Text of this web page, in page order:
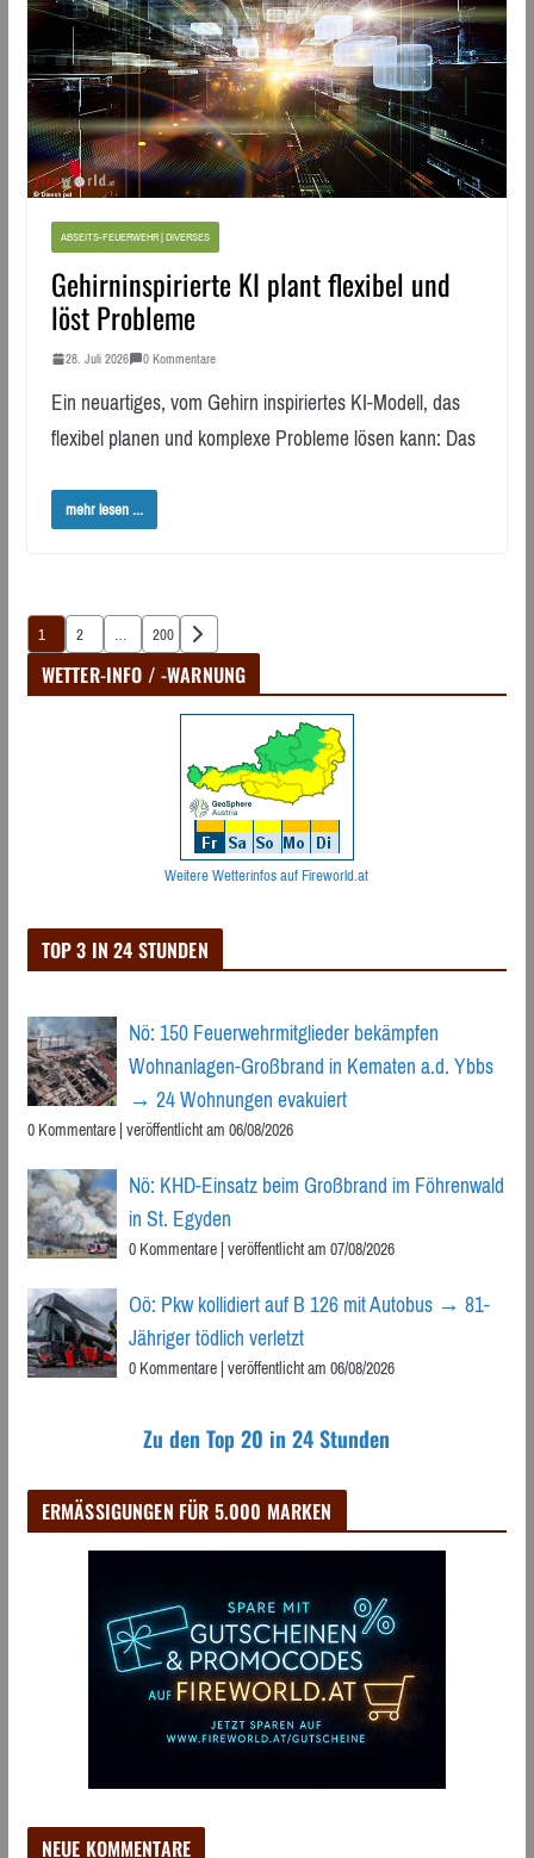
ABSEITS-FEUERWEHR | DIVERSES
Gehirninspirierte KI plant flexibel und
löst Probleme
28. Juli 2026 0 Kommentare
Ein neuartiges, vom Gehirn inspiriertes KI-Modell, das
flexibel planen und komplexe Probleme lösen kann: Das
mehr lesen ...
Seitennummerierung
der
1 2 … 200
WETTER-INFO / -WARNUNG
Weitere Wetterinfos auf Fireworld.at
TOP 3 IN 24 STUNDEN
Nö: 150 Feuerwehrmitglieder bekämpfen
Wohnanlagen-Großbrand in Kematen a.d. Ybbs
→ 24 Wohnungen evakuiert
0 Kommentare|veröffentlicht am 06/08/2026
Nö: KHD-Einsatz beim Großbrand im Föhrenwald
in St. Egyden
0 Kommentare|veröffentlicht am 07/08/2026
Oö: Pkw kollidiert auf B 126 mit Autobus → 81-
Jähriger tödlich verletzt
0 Kommentare|veröffentlicht am 06/08/2026
Zu den Top 20 in 24 Stunden
ERMÄSSIGUNGEN FÜR 5.000 MARKEN
NEUE KOMMENTARE